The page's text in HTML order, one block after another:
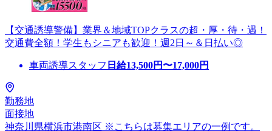
【交通誘導警備】業界＆地域TOPクラスの超・厚・待・遇！
交通費全額！学生もシニアも歓迎！週2日～＆日払い◎
車両誘導スタッフ 日給13,500円〜17,000円
勤務地
面接地
神奈川県横浜市港南区 ※こちらは募集エリアの一例です。